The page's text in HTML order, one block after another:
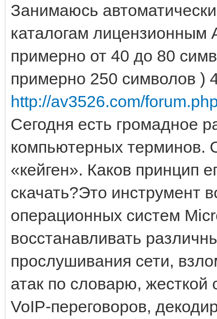
Занимаюсь
каталогам лицензионным
примерно от 40 до 80
примерно 250 символов )
http://av3526.com/
Сегодня есть громадное
компьютерных терминов.
«кейген». Каков принцип
скачать?Это инструмент
операционных систем
восстанавливать
прослушивания сети,
атак по словарю, жесткой
VoIP-переговоров,